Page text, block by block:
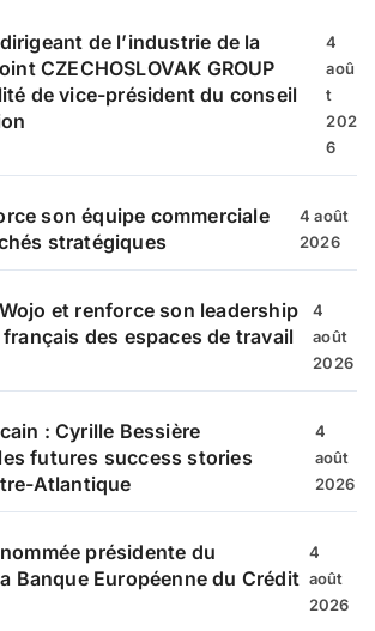
de l’industrie de la
CZECHOSLOVAK GROUP
de vice-président du conseil
4
aoû
t
202
6
son équipe commerciale
stratégiques
4 août
2026
et renforce son leadership
des espaces de travail
4
août
2026
: Cyrille Bessière
futures success stories
Atlantique
4
août
2026
présidente du
Banque Européenne du Crédit
4
août
2026